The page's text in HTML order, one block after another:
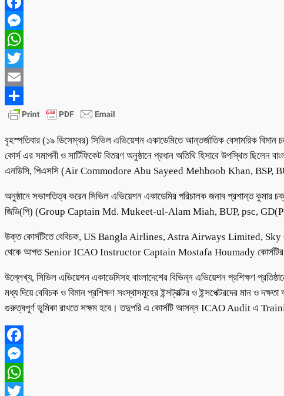
Facebook
Messenger
WhatsApp
Twitter
Email
Share
বৃহস্পতিবার (১৯ ডিসেম্বর) সিভিল এভিয়েশন একাডেমিতে আন্তর্জাতিক
কোর্স এর সমাপনী ও সার্টিফিকেট বিতরণ অনুষ্ঠানে প্রধান অতিথি হিসাবে উপস্থিত
এনডিসি, পিএসসি (Air Commodore Abu Sayeed Mehboob Khan, BSP,
অনুষ্ঠানে সভাপতিত্ব করেন সিভিল এভিয়েশন একাডেমির পরিচালক জনাব প্রশান্ত কুমার
জিডি(পি) (Group Captain Md. Mukeet-ul-Alam Miah, BUP, psc,
উক্ত কোর্সটিতে বেবিচক, US Bangla Airlines, Astra Airways Limited,
থেকে আগত Senior ICAO Instructor Captain Mostafa Houmady কোর্সটির
উল্লেখ্য, সিভিল এভিয়েশন একাডেমিসহ বাংলাদেশের বিভিন্ন এভিয়েশন প্রশিক্ষণ
মধ্য দিয়ে বেবিচক ও বিমান প্রশিক্ষণ সংস্থাসমূহের ইন্সট্রাক্টর ও ইন্সপেক্টরদের মান ও
গুরুত্বপূর্ণ ভুমিকা রাখতে সক্ষম হবে। তদুপরি এ কোর্সটি আসন্ন ICAO Audit এ
Facebook
Messenger
WhatsApp